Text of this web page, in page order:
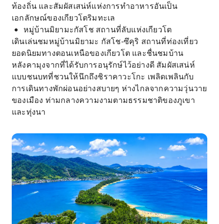
ท้องถิ่น และสัมผัสเสน่ห์แห่งการทำอาหารอันเป็น
เอกลักษณ์ของเกียวโตริมทะเล
หมู่บ้านมิยามะกัสโช สถานที่ลับแห่งเกียวโต
เดินเล่นชมหมู่บ้านมิยามะ กัสโช-ซึคุริ สถานที่ท่องเที่ยว
ยอดนิยมทางตอนเหนือของเกียวโต และชื่นชมบ้าน
หลังคามุงจากที่ได้รับการอนุรักษ์ไว้อย่างดี สัมผัสเสน่ห์
แบบชนบทที่ชวนให้นึกถึงชิราคาวะโกะ เพลิดเพลินกับ
การเดินทางพักผ่อนอย่างสบายๆ ห่างไกลจากความวุ่นวาย
ของเมือง ท่ามกลางความงามตามธรรมชาติของภูเขา
และทุ่งนา